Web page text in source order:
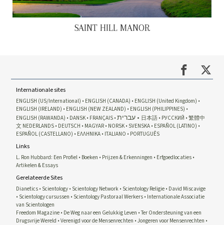
SAINT HILL MANOR
Internationale sites
ENGLISH (US/International) ENGLISH (CANADA)
ENGLISH (United Kingdom)
ENGLISH (IRELAND)
ENGLISH (NEW ZEALAND)
ENGLISH (PHILIPPINES)
ENGLISH (RAWANDA)
DANSK FRANÇAIS עברית 日本語 РУССКИЙ
繁體中
文 NEDERLANDS DEUTSCH MAGYAR NORSK SVENSKA ESPAÑOL (LATINO)
ESPAÑOL (CASTELLANO)
ΕΛΛΗΝΙΚA ITALIANO PORTUGUÊS
Links
L. Ron Hubbard: Een Profiel Boeken Prijzen & Erkenningen
Erfgoedlocaties
Artikelen & Essays
Gerelateerde Sites
Dianetics Scientology Scientology Network Scientology Religie David Miscavige
Scientology cursussen
Scientology Pastoraal Werkers Internationale Associatie
van Scientologen
Freedom Magazine De Weg naar een Gelukkig Leven
Ter Ondersteuning van een
Drugsvrije Wereld
Verenigd voor de Mensenrechten
Jongeren voor Mensenrechten